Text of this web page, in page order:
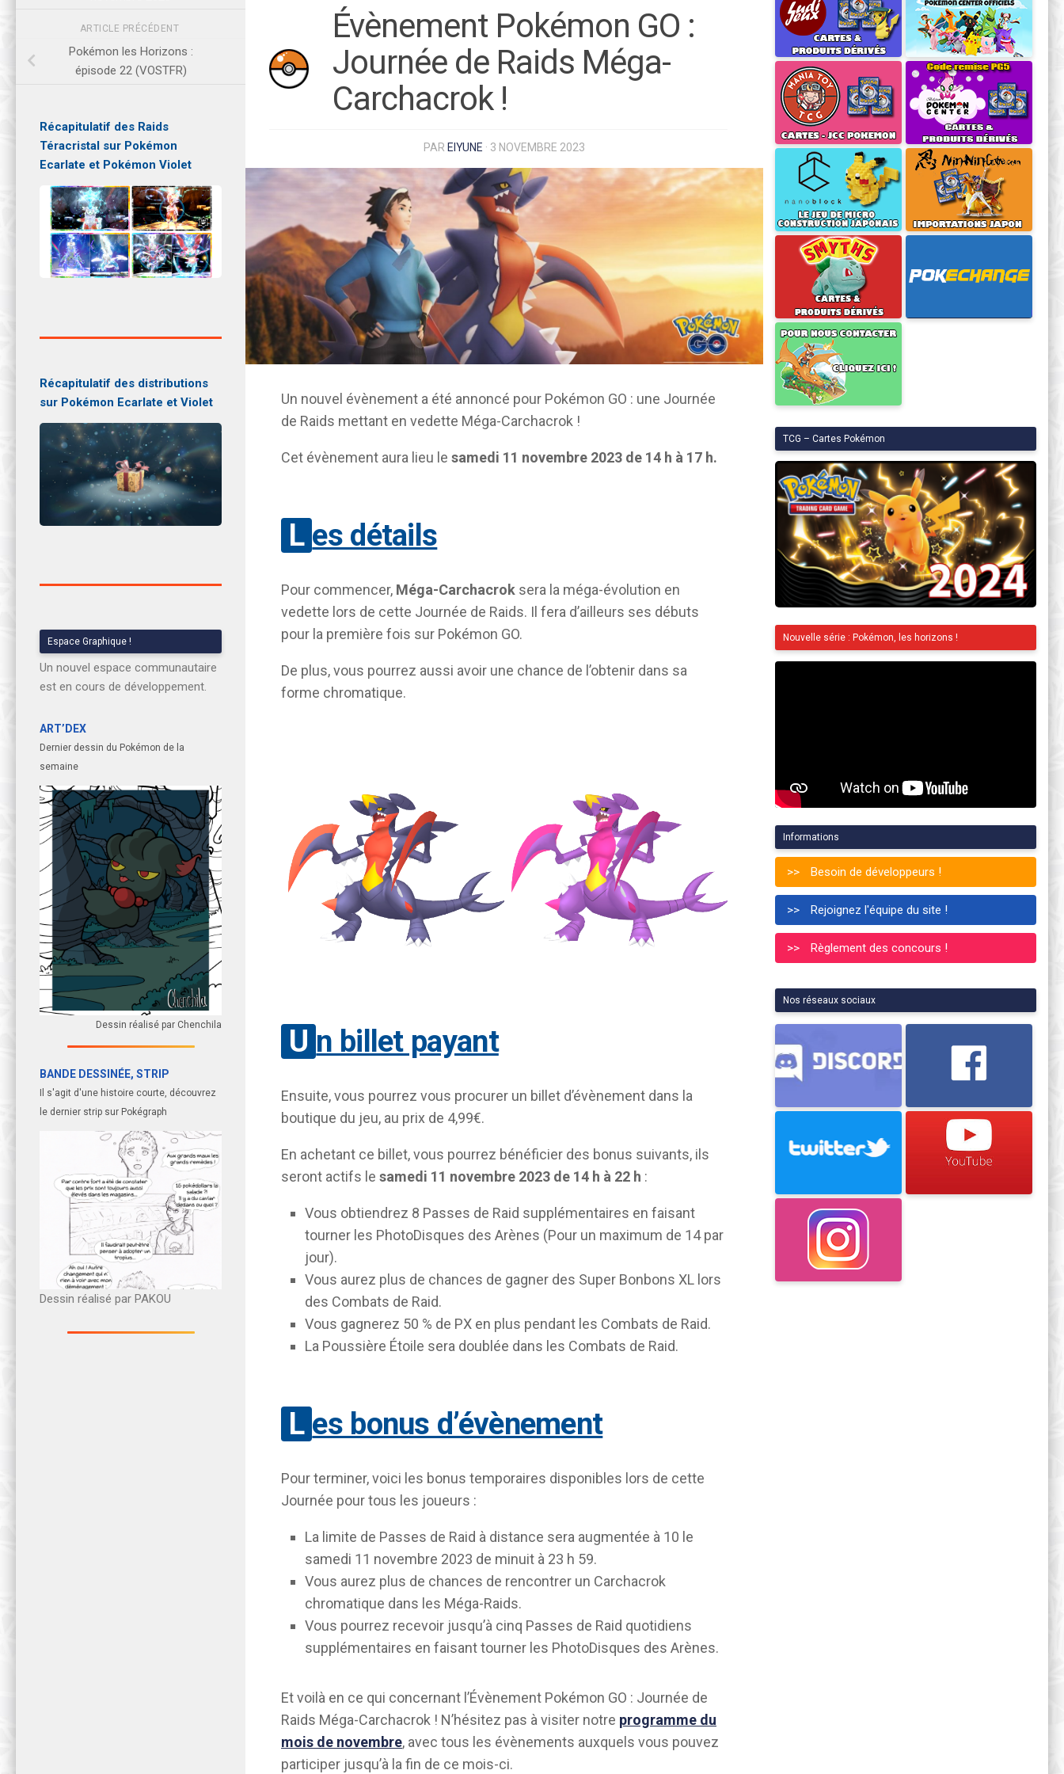
Évènement Pokémon GO :
Journée de Raids Méga-
Carchacrok !
PAR EIYUNE · 3 NOVEMBRE 2023
Un nouvel évènement a été annoncé pour Pokémon GO : une Journée
de Raids mettant en vedette Méga-Carchacrok !
Cet évènement aura lieu le samedi 11 novembre 2023 de 14 h à 17 h.
Les détails
Pour commencer, Méga-Carchacrok sera la méga-évolution en
vedette lors de cette Journée de Raids. Il fera d’ailleurs ses débuts
pour la première fois sur Pokémon GO.
De plus, vous pourrez aussi avoir une chance de l’obtenir dans sa
forme chromatique.
Un billet payant
Ensuite, vous pourrez vous procurer un billet d’évènement dans la
boutique du jeu, au prix de 4,99€.
En achetant ce billet, vous pourrez bénéficier des bonus suivants, ils
seront actifs le samedi 11 novembre 2023 de 14 h à 22 h :
Vous obtiendrez 8 Passes de Raid supplémentaires en faisant
tourner les PhotoDisques des Arènes (Pour un maximum de 14 par
jour).
Vous aurez plus de chances de gagner des Super Bonbons XL lors
des Combats de Raid.
Vous gagnerez 50 % de PX en plus pendant les Combats de Raid.
La Poussière Étoile sera doublée dans les Combats de Raid.
Les bonus d’évènement
Pour terminer, voici les bonus temporaires disponibles lors de cette
Journée pour tous les joueurs :
La limite de Passes de Raid à distance sera augmentée à 10 le
samedi 11 novembre 2023 de minuit à 23 h 59.
Vous aurez plus de chances de rencontrer un Carchacrok
chromatique dans les Méga-Raids.
Vous pourrez recevoir jusqu’à cinq Passes de Raid quotidiens
supplémentaires en faisant tourner les PhotoDisques des Arènes.
Et voilà en ce qui concernant l’Évènement Pokémon GO : Journée de
Raids Méga-Carchacrok ! N’hésitez pas à visiter notre programme du
mois de novembre, avec tous les évènements auxquels vous pouvez
participer jusqu’à la fin de ce mois-ci.
ARTICLE PRÉCÉDENT
Pokémon les Horizons :
épisode 22 (VOSTFR)
Récapitulatif des Raids
Téracristal sur Pokémon
Ecarlate et Pokémon Violet
Récapitulatif des distributions
sur Pokémon Ecarlate et Violet
Espace Graphique !
Un nouvel espace communautaire
est en cours de développement.
ART’DEX
Dernier dessin du Pokémon de la
semaine
Dessin réalisé par Chenchila
BANDE DESSINÉE, STRIP
Il s'agit d'une histoire courte, découvrez
le dernier strip sur Pokégraph
Dessin réalisé par PAKOU
TCG – Cartes Pokémon
Nouvelle série : Pokémon, les horizons !
Informations
Besoin de développeurs !
Rejoignez l'équipe du site !
Règlement des concours !
Nos réseaux sociaux